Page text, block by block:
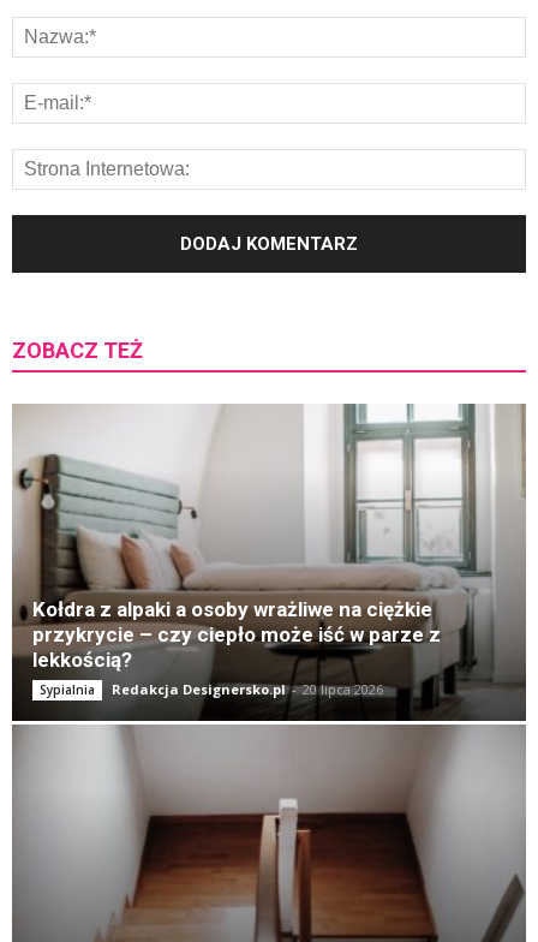
ZOBACZ TEŻ
Kołdra z alpaki a osoby wrażliwe na ciężkie
przykrycie – czy ciepło może iść w parze z
lekkością?
Sypialnia Redakcja Designersko.pl - 20 lipca 2026